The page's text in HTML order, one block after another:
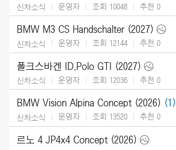
신차소식 운영자 조회 10048 추천 0
BMW M3 CS Handschalter (2027)
신차소식 운영자 조회 12144 추천 0
폴크스바겐 ID.Polo GTI (2027)
신차소식 운영자 조회 12036 추천 0
BMW Vision Alpina Concept (2026) (1)
신차소식 운영자 조회 13520 추천 0
르노 4 JP4x4 Concept (2026)